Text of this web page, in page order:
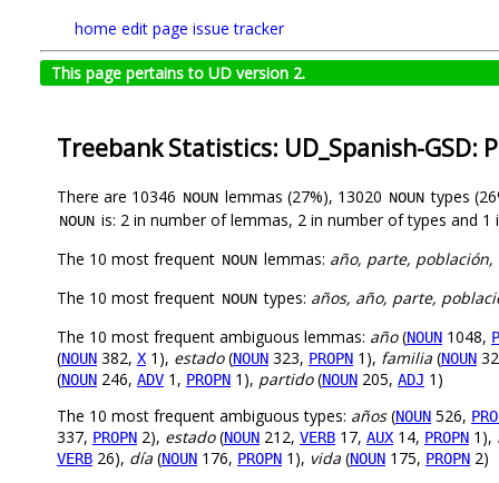
home edit page issue tracker
This page pertains to UD version 2.
Treebank Statistics: UD_Spanish-GSD:
There are 10346 NOUN lemmas (27%), 13020 NOUN types
NOUN is: 2 in number of lemmas, 2 in number of types and 1
The 10 most frequent NOUN lemmas: año, parte,
The 10 most frequent NOUN types: años, año, parte,
The 10 most frequent ambiguous lemmas: año(NOUN 1048,
(NOUN 382, X 1), estado(NOUN 323, PROPN 1), familia (NOUN
(NOUN 246, ADV 1, PROPN 1), partido(NOUN 205, ADJ 1)
The 10 most frequent ambiguous types: años(NOUN 526,
337, PROPN 2), estado(NOUN 212, VERB 17, AUX 14, PROPN 1),
VERB 26), día (NOUN 176, PROPN 1), vida (NOUN 175, PROPN 2)